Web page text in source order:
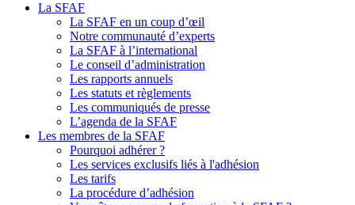
La SFAF
La SFAF en un coup d’œil
Notre communauté d’experts
La SFAF à l’international
Le conseil d’administration
Les rapports annuels
Les statuts et règlements
Les communiqués de presse
L’agenda de la SFAF
Les membres de la SFAF
Pourquoi adhérer ?
Les services exclusifs liés à l'adhésion
Les tarifs
La procédure d’adhésion